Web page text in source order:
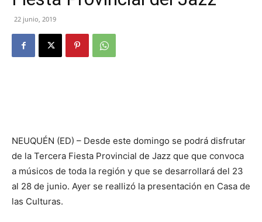
22 junio, 2019
NEUQUÉN (ED) – Desde este domingo se podrá disfrutar
de la Tercera Fiesta Provincial de Jazz que que convoca
a músicos de toda la región y que se desarrollará del 23
al 28 de junio. Ayer se reallizó la presentación en Casa de
las Culturas.